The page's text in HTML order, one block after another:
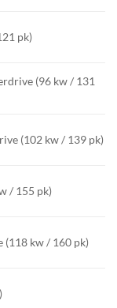
pk)
(96 kw / 131
(102 kw / 139 pk)
/ 155 pk)
(118 kw / 160 pk)